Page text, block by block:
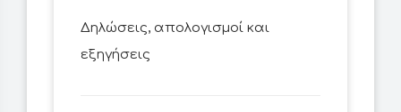
Δηλώσεις, απολογισμοί και
εξηγήσεις